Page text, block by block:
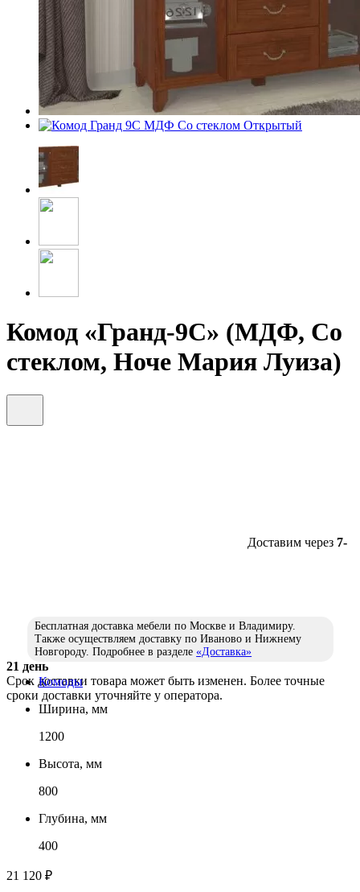
Комод «Гранд-9С» (МДФ, Со
стеклом, Ноче Мария Луиза)
Доставим через 7-
21 день
Срок доставки товара может быть изменен. Более точные
сроки доставки уточняйте у оператора.
Бесплатная доставка мебели по Москве и Владимиру.
Также осуществляем доставку по Иваново и Нижнему
Новгороду. Подробнее в разделе«Доставка»
Комоды
Ширина, мм
1200
Высота, мм
800
Глубина, мм
400
21 120 ₽